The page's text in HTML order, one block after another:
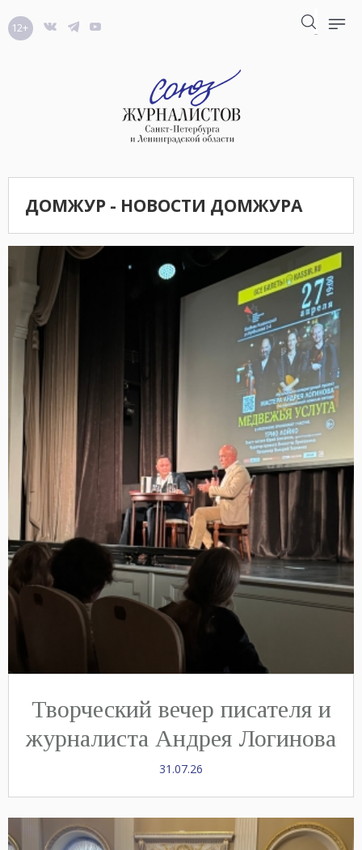
12+
ДОМЖУР - НОВОСТИ ДОМЖУРА
Творческий вечер писателя и
журналиста Андрея Логинова
31.07.26